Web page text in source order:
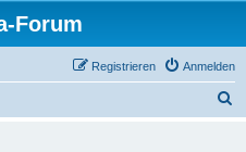
Forum
Anmelden
Registrieren